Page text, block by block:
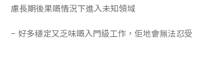
慮長期後果嘅情況下進入未知領域
– 好多穩定又乏味嘅入門級工作，佢地會無法忍受